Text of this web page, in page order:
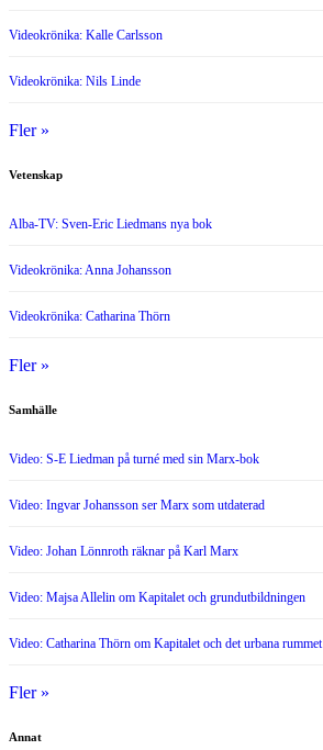
Videokrönika: Kalle Carlsson
Videokrönika: Nils Linde
Fler »
Vetenskap
Alba-TV: Sven-Eric Liedmans nya bok
Videokrönika: Anna Johansson
Videokrönika: Catharina Thörn
Fler »
Samhälle
Video: S-E Liedman på turné med sin Marx-bok
Video: Ingvar Johansson ser Marx som utdaterad
Video: Johan Lönnroth räknar på Karl Marx
Video: Majsa Allelin om Kapitalet och grundutbildningen
Video: Catharina Thörn om Kapitalet och det urbana rummet
Fler »
Annat